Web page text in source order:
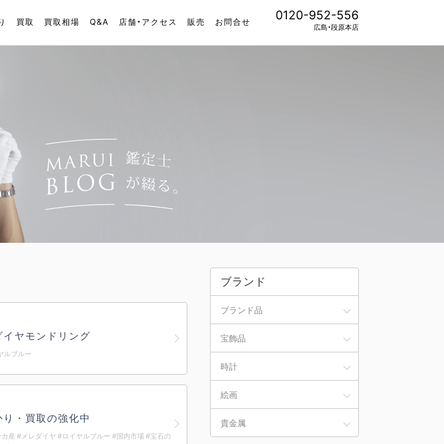
買取 買取相場 Q&A 店舗・アクセス 販売 お問合せ 0120-952-556
広島・段原本店
イヤモンドリング
ルブルー
・買取の強化中
産 #メレダイヤ #ロイヤルブルー #国内市場 #宝石の
ブランド
ブランド品
宝飾品
時計
絵画
貴金属